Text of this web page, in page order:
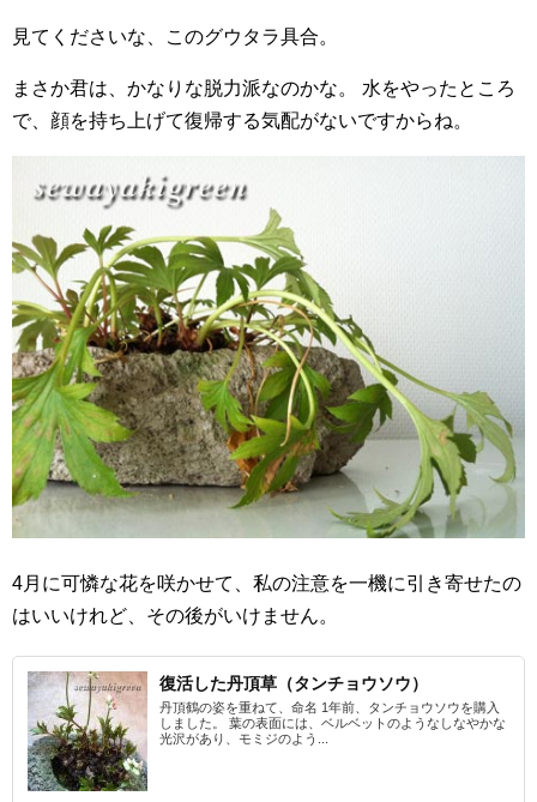
見てくださいな、このグウタラ具合。
まさか君は、かなりな脱力派なのかな。 水をやったところ
で、顔を持ち上げて復帰する気配がないですからね。
4月に可憐な花を咲かせて、私の注意を一機に引き寄せたの
はいいけれど、その後がいけません。
復活した丹頂草（タンチョウソウ）
丹頂鶴の姿を重ねて、命名 1年前、タンチョウソウを購入
しました。 葉の表面には、ベルベットのようなしなやかな
光沢があり、モミジのよう...